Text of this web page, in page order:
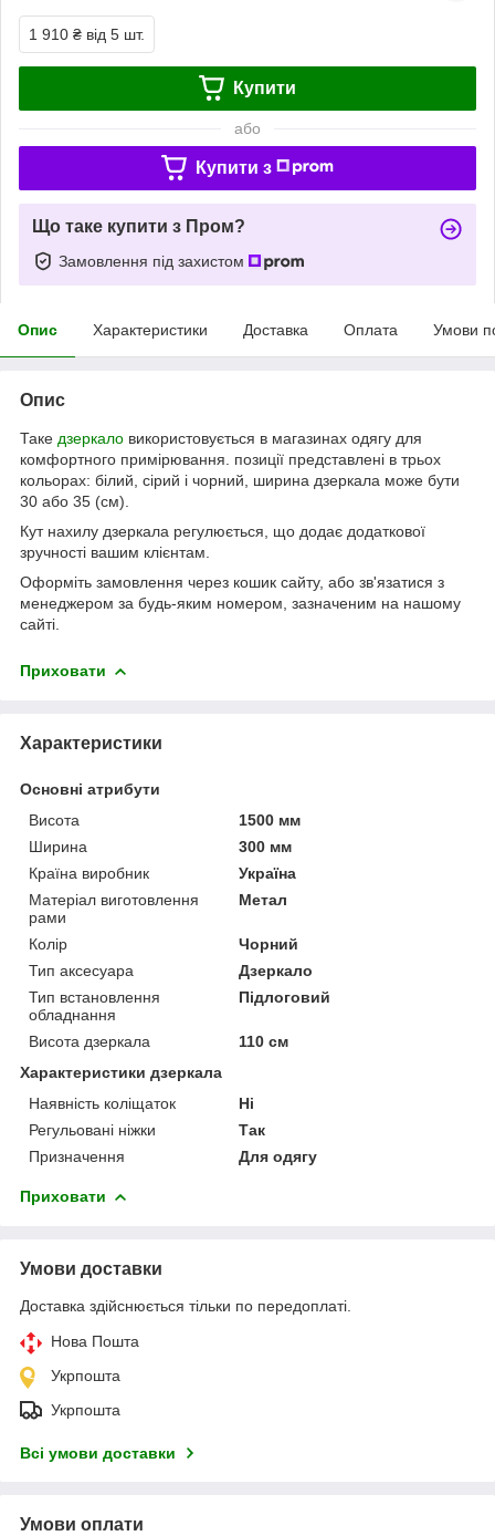
1 910 ₴ від 5 шт.
Купити
або
Купити з
Що таке купити з Пром?
Замовлення під захистом
Опис Характеристики Доставка Оплата Умови
Опис
Таке дзеркало використовується в магазинах одягу для
комфортного примірювання. позиції представлені в трьох
кольорах: білий, сірий і чорний, ширина дзеркала може бути
30 або 35 (см).
Кут нахилу дзеркала регулюється, що додає додаткової
зручності вашим клієнтам.
Оформіть замовлення через кошик сайту, або зв'язатися з
менеджером за будь-яким номером, зазначеним на нашому
сайті.
Приховати
Характеристики
Основні атрибути
Висота
1500 мм
Ширина
300 мм
Країна виробник
Україна
Матеріал виготовлення
рами
Метал
Колір
Чорний
Тип аксесуара
Дзеркало
Тип встановлення
обладнання
Підлоговий
Висота дзеркала
110 см
Характеристики дзеркала
Наявність коліщаток
Ні
Регульовані ніжки
Так
Призначення
Для одягу
Приховати
Умови доставки
Доставка здійснюється тільки по передоплаті.
Нова Пошта
Укрпошта
Укрпошта
Всі умови доставки
Умови оплати